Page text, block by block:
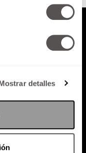
detalles
EVENTOS